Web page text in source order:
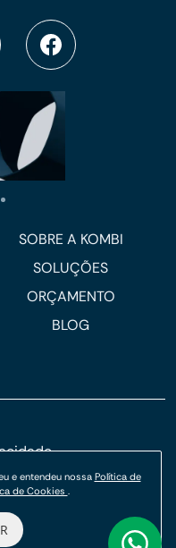
SOBRE A KOMBI
SOLUÇÕES
ORÇAMENTO
BLOG
2026.
e entendeu nossa Política de
de Cookies .